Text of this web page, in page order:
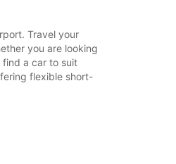
Travel your
you are looking
a car to suit
flexible short-